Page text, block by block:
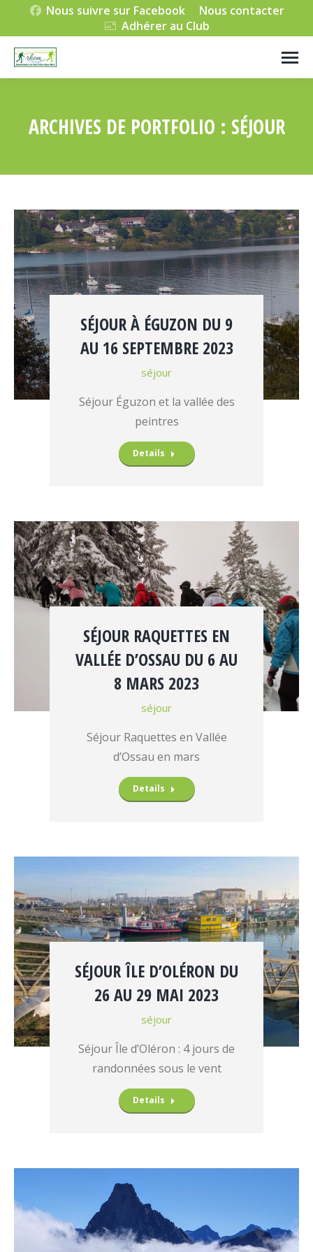
Nous suivre sur Facebook
Nous contacter
Adhérer au Club
ARCHIVES DE PORTFOLIO : SÉJOUR
SÉJOUR À ÉGUZON DU 9
AU 16 SEPTEMBRE 2023
séjour
Séjour Éguzon et la vallée des
peintres
Details
SÉJOUR RAQUETTES EN
VALLÉE D’OSSAU DU 6 AU
8 MARS 2023
séjour
Séjour Raquettes en Vallée
d’Ossau en mars
Details
SÉJOUR ÎLE D’OLÉRON DU
26 AU 29 MAI 2023
séjour
Séjour Île d’Oléron : 4 jours de
randonnées sous le vent
Details